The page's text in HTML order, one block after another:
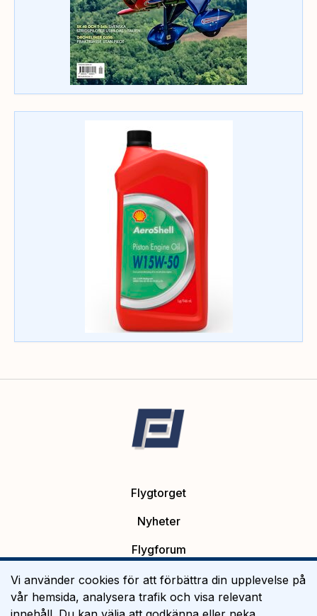
Flygtorget
Nyheter
Flygforum
Platsannonser
Flygutbildning
Vi använder cookies för att förbättra din upplevelse på
vår hemsida, analysera trafik och visa relevant